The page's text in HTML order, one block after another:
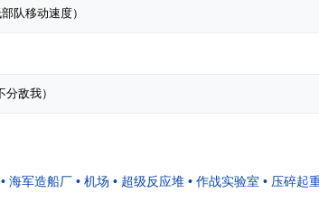
• 海军造船厂 • 机场 • 超级反应堆 • 作战实验室 • 压碎起